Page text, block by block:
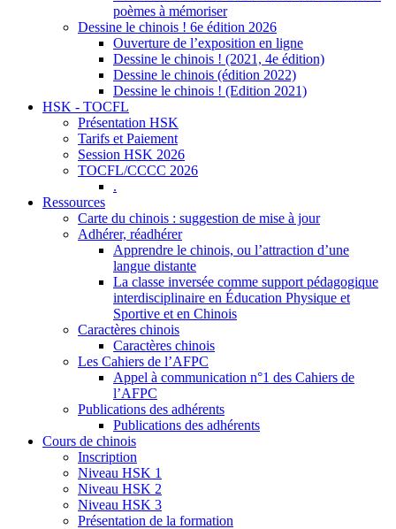
poèmes à mémoriser
Dessine le chinois ! 6e édition 2026
Ouverture de l’exposition en ligne
Dessine le chinois ! (2021, 4e édition)
Dessine le chinois (édition 2022)
Dessine le chinois ! (Edition 2021)
HSK - TOCFL
Présentation HSK
Tarifs et Paiement
Session HSK 2026
TOCFL/CCCC 2026
.
Ressources
Carte du chinois : suggestion de mise à jour
Adhérer, réadhérer
Apprendre le chinois, ou l’attraction d’une
langue distante
La classe inversée comme support pédagogique
interdisciplinaire en Éducation Physique et
Sportive et en Chinois
Caractères chinois
Caractères chinois
Les Cahiers de l’AFPC
Appel à communication n°1 des Cahiers de
l’AFPC
Publications des adhérents
Publications des adhérents
Cours de chinois
Inscription
Niveau HSK 1
Niveau HSK 2
Niveau HSK 3
Présentation de la formation